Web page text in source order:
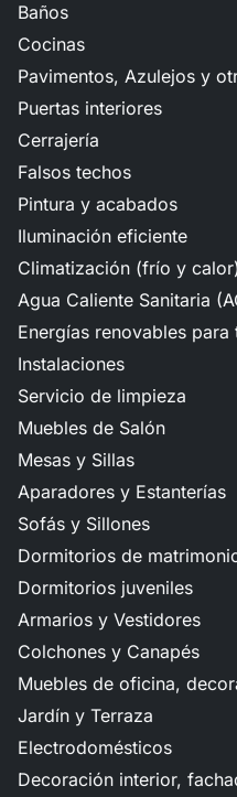
Baños
Cocinas
Pavimentos, Azulejos y
Puertas interiores
Cerrajería
Falsos techos
Pintura y acabados
Iluminación eficiente
Climatización (frío y
Agua Caliente Sanitaria
Energías renovables para
Instalaciones
Servicio de limpieza
Muebles de Salón
Mesas y Sillas
Aparadores y Estanterías
Sofás y Sillones
Dormitorios de
Dormitorios juveniles
Armarios y Vestidores
Colchones y Canapés
Muebles de oficina,
Jardín y Terraza
Electrodomésticos
Decoración interior,